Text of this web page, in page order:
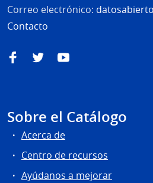
Correo electrónico:
Contacto
FacebookTwitterYouTube
Sobre el Catálogo
Acerca de
Centro de recursos
Ayúdanos a mejorar